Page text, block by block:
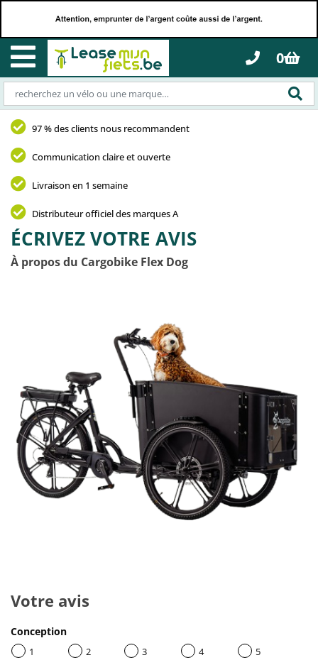
0
97 % des clients nous recommandent
Communication claire et ouverte
Livraison en 1 semaine
Distributeur officiel des marques A
ÉCRIVEZ VOTRE AVIS
À propos du Cargobike Flex Dog
Votre avis
Conception
1 2 3 4
5